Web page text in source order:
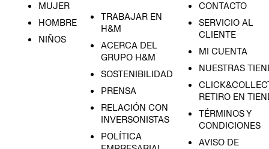
MUJER
HOMBRE
NIÑOS
TRABAJAR EN
H&M
ACERCA DEL
GRUPO H&M
SOSTENIBILIDAD
PRENSA
RELACIÓN CON
INVERSONISTAS
POLÍTICA
CONTACTO
SERVICIO AL
CLIENTE
MI CUENTA
NUESTRAS
RETIRO EN
TÉRMINOS Y
CONDICIONES
AVISO DE